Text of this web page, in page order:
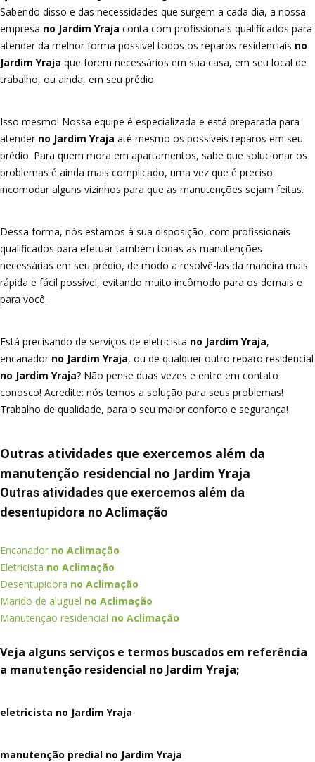
Sabendo disso e das necessidades que surgem a cada dia, a nossa
empresa no Jardim Yraja conta com profissionais qualificados para
atender da melhor forma possível todos os reparos residenciais no
Jardim Yraja que forem necessários em sua casa, em seu local de
trabalho, ou ainda, em seu prédio.
Isso mesmo! Nossa equipe é especializada e está preparada para
atender no Jardim Yraja até mesmo os possíveis reparos em seu
prédio. Para quem mora em apartamentos, sabe que solucionar os
problemas é ainda mais complicado, uma vez que é preciso
incomodar alguns vizinhos para que as manutenções sejam feitas.
Dessa forma, nós estamos à sua disposição, com profissionais
qualificados para efetuar também todas as manutenções
necessárias em seu prédio, de modo a resolvê-las da maneira mais
rápida e fácil possível, evitando muito incômodo para os demais e
para você.
Está precisando de serviços de eletricista no Jardim Yraja,
encanador no Jardim Yraja, ou de qualquer outro reparo residencial
no Jardim Yraja? Não pense duas vezes e entre em contato
conosco! Acredite: nós temos a solução para seus problemas!
Trabalho de qualidade, para o seu maior conforto e segurança!
Outras atividades que exercemos além da
manutenção residencial no Jardim Yraja
Outras atividades que exercemos além da
desentupidora no Aclimação
Encanador no Aclimação
Eletricista no Aclimação
Desentupidora no Aclimação
Marido de aluguel no Aclimação
Manutenção residencial no Aclimação
Veja alguns serviços e termos buscados em referência
a manutenção residencial no Jardim Yraja;
eletricista no Jardim Yraja
manutenção predial no Jardim Yraja